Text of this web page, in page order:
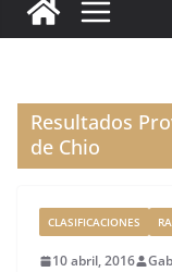
e
o
o
k
Resultados
de Chio
CLASIFICACIONES
10 abril, 2016